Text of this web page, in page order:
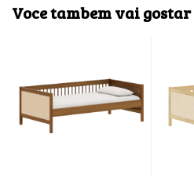
Voce tambem vai gostar